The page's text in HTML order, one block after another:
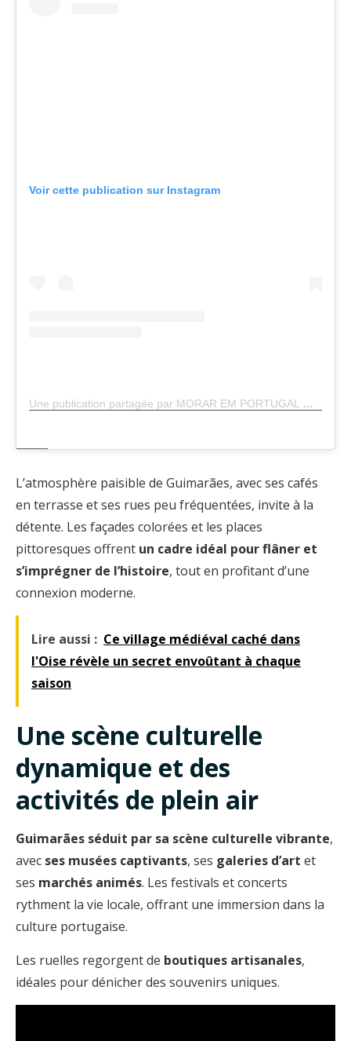
Voir cette publication sur Instagram
Une publication partagée par MORAR EM PORTUGAL 🇧🇷&🇵🇹 (@moraremportugalof)
L’atmosphère paisible de Guimarães, avec ses cafés
en terrasse et ses rues peu fréquentées, invite à la
détente. Les façades colorées et les places
pittoresques offrent un cadre idéal pour flâner et
s’imprégner de l’histoire, tout en profitant d’une
connexion moderne.
Lire aussi : Ce village médiéval caché dans
l'Oise révèle un secret envoûtant à chaque
saison
Une scène culturelle
dynamique et des
activités de plein air
Guimarães séduit par sa scène culturelle vibrante,
avec ses musées captivants, ses galeries d’art et
ses marchés animés. Les festivals et concerts
rythment la vie locale, offrant une immersion dans la
culture portugaise.
Les ruelles regorgent de boutiques artisanales,
idéales pour dénicher des souvenirs uniques.